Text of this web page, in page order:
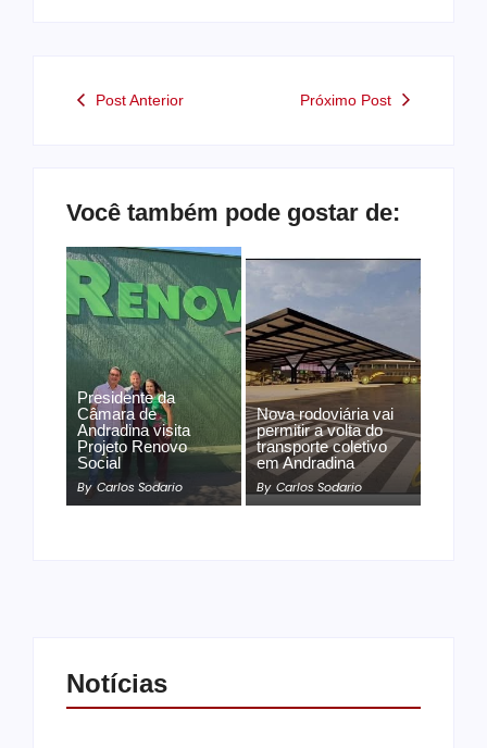
Post Anterior Próximo Post
Você também pode gostar de:
Presidente da
Câmara de
Andradina visita
Projeto Renovo
Social
By Carlos Sodario
Nova rodoviária vai
permitir a volta do
transporte coletivo
em Andradina
By Carlos Sodario
Notícias